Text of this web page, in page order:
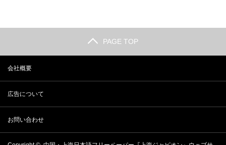
PAGE TOP
会社概要
広告について
お問い合わせ